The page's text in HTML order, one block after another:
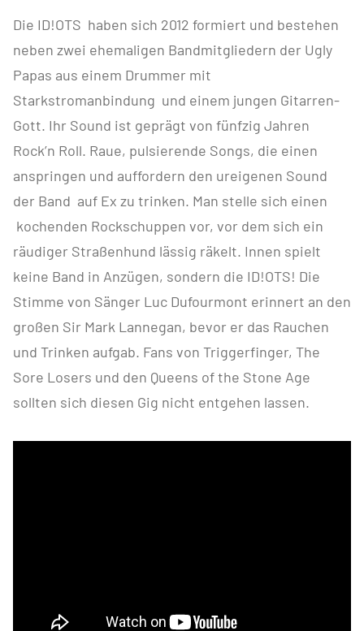
Die ID!OTS haben sich 2012 formiert und bestehen
neben zwei ehemaligen Bandmitgliedern der Ugly
Papas aus einem Drummer mit
Starkstromanbindung und einem jungen Gitarren-
Gott. Ihr Sound ist geprägt von fünfzig Jahren
Rock’n Roll. Raue, pulsierende Songs, die einen
anspringen und auffordern den ureigenen Sound
der Band auf Ex zu trinken. Man stelle sich einen
kochenden Rockschuppen vor, vor dem sich ein
räudiger Straßenhund lässig räkelt. Innen spielt
keine Band in Anzügen, sondern die ID!OTS! Die
Stimme von Sänger Luc Dufourmont erinnert an den
großen Sir Mark Lannegan, bevor er das Rauchen
und Trinken aufgab. Fans von Triggerfinger, The
Sore Losers und den Queens of the Stone Age
sollten sich diesen Gig nicht entgehen lassen.